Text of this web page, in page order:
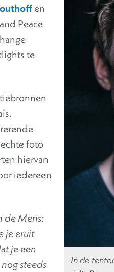
en
Peace
te
foto
hiervan
iedereen
de Mens:
je eruit
je een
steeds
In de